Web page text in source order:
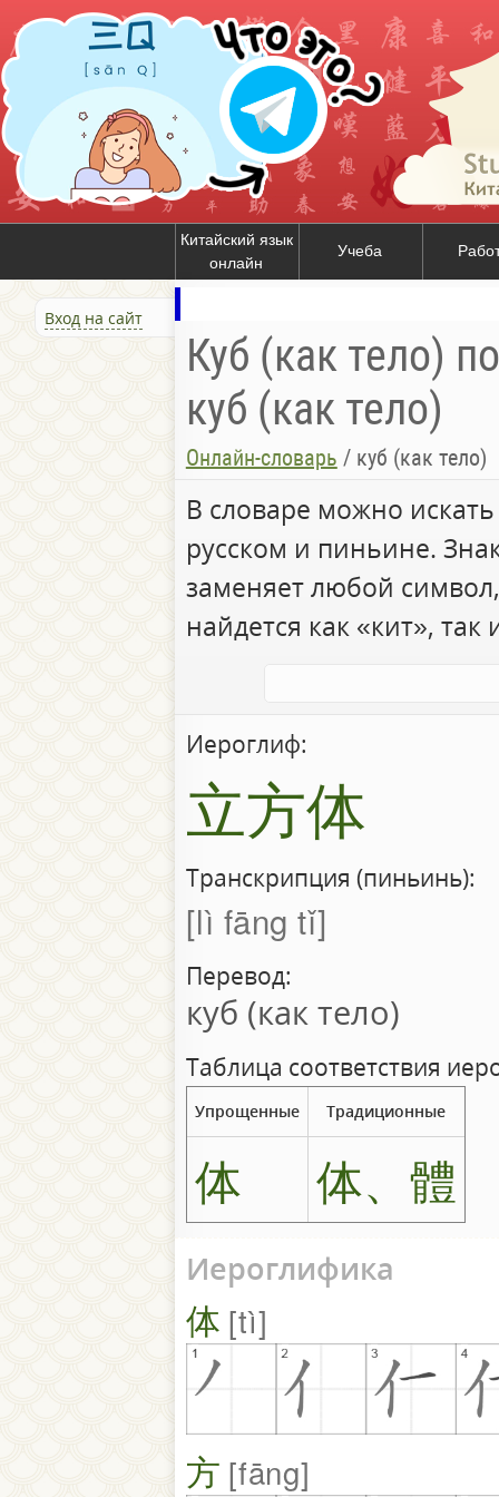
Китайский язык
онлайн
Учеба
Вход на сайт
Куб (как тело)
куб (как тело)
Онлайн-словарь / куб (как тело)
В словаре можно
русском и пиньине.
заменяет любой
найдется как «кит», так
Иероглиф:
立方体
Транскрипция (пиньинь):
lì fāng tǐ
Перевод:
куб (как тело)
Таблица соответствия
Упрощенные Традиционные
体 体、體
Иероглифика
体 tì
方 fāng